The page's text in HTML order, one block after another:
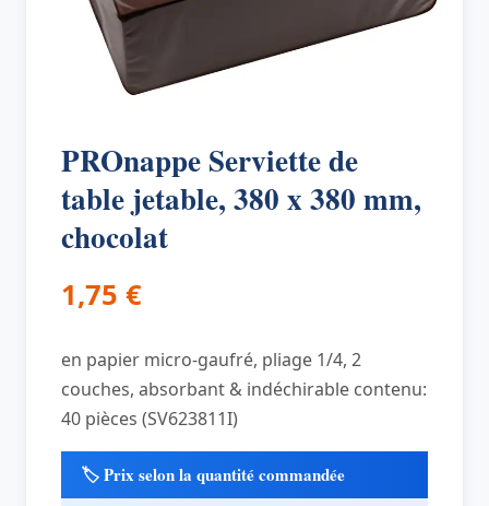
PROnappe Serviette de
table jetable, 380 x 380 mm,
chocolat
1,75 €
en papier micro-gaufré, pliage 1/4, 2
couches, absorbant & indéchirable contenu:
40 pièces (SV623811I)
🏷️ Prix selon la quantité commandée